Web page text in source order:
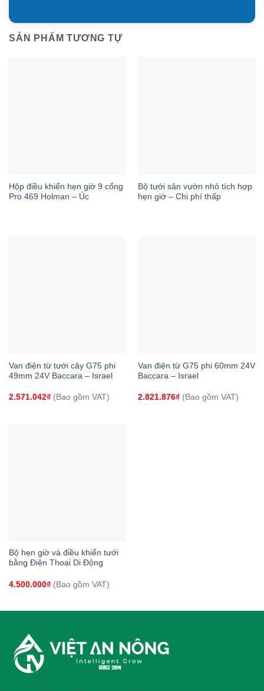
SẢN PHẨM TƯƠNG TỰ
Hộp điều khiển hẹn giờ 9 cổng
Pro 469 Holman – Úc
Bộ tưới sân vườn nhỏ tích hợp
hẹn giờ – Chi phí thấp
Van điện từ tưới cây G75 phi
49mm 24V Baccara – Israel
2.571.042₫(Bao gồm VAT)
Van điện từ G75 phi 60mm 24V
Baccara – Israel
2.821.876₫(Bao gồm VAT)
Bộ hẹn giờ và điều khiển tưới
bằng Điện Thoại Di Động
4.500.000₫(Bao gồm VAT)